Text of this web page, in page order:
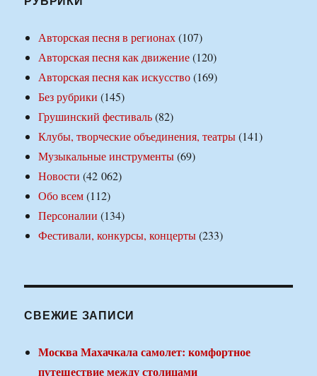
Авторская песня в регионах(107)
Авторская песня как движение(120)
Авторская песня как искусство(169)
Без рубрики (145)
Грушинский фестиваль(82)
Клубы, творческие объединения, театры(141)
Музыкальные инструменты(69)
Новости (42 062)
Обо всем(112)
Персоналии (134)
Фестивали, конкурсы, концерты(233)
СВЕЖИЕ ЗАПИСИ
Москва Махачкала самолет: комфортное
путешествие между столицами